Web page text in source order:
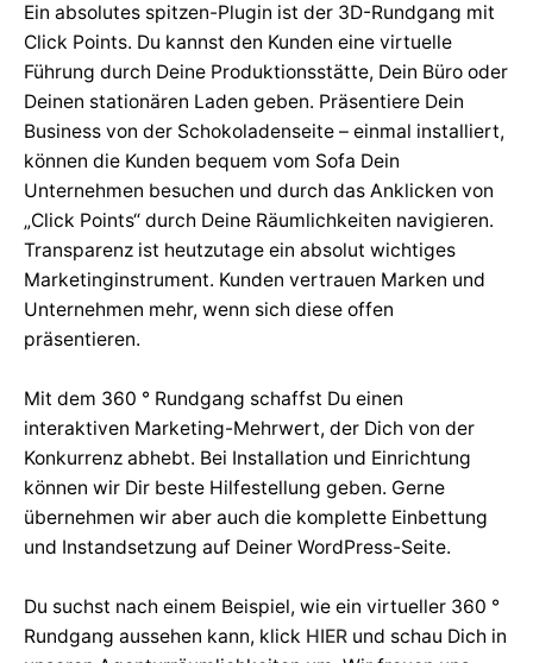
Ein absolutes spitzen-Plugin ist der 3D-Rundgang mit
Click Points. Du kannst den Kunden eine virtuelle
Führung durch Deine Produktionsstätte, Dein Büro oder
Deinen stationären Laden geben. Präsentiere Dein
Business von der Schokoladenseite – einmal installiert,
können die Kunden bequem vom Sofa Dein
Unternehmen besuchen und durch das Anklicken von
„Click Points“ durch Deine Räumlichkeiten navigieren.
Transparenz ist heutzutage ein absolut wichtiges
Marketinginstrument. Kunden vertrauen Marken und
Unternehmen mehr, wenn sich diese offen
präsentieren.
Mit dem 360 ° Rundgang schaffst Du einen
interaktiven Marketing-Mehrwert, der Dich von der
Konkurrenz abhebt. Bei Installation und Einrichtung
können wir Dir beste Hilfestellung geben. Gerne
übernehmen wir aber auch die komplette Einbettung
und Instandsetzung auf Deiner WordPress-Seite.
Du suchst nach einem Beispiel, wie ein virtueller 360 °
Rundgang aussehen kann, klick HIER und schau Dich in